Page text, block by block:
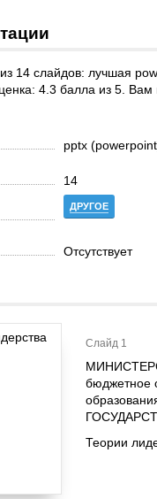
14 слайдов: лучшая
4.3 балла из 5.
pptx
14
ДРУГОЕ
Отсутствует
Слайд 1
бюджетное
Теории